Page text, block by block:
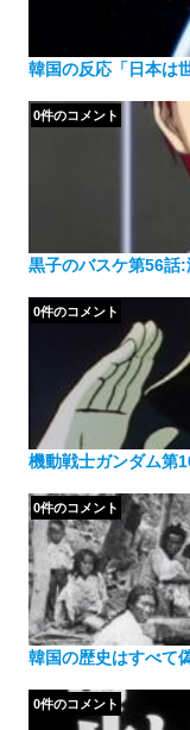
韓国の反応「日本は
黒子のバスケ第56話
0件のコメント
機動戦士ガンダム第
0件のコメント
韓国の歴史はすべて
0件のコメント
0件のコメント